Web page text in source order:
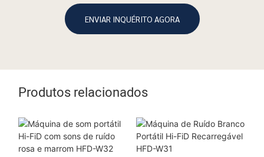
ENVIAR INQUÉRITO AGORA
Produtos relacionados